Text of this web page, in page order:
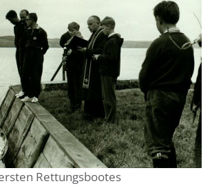
Rettungsbootes